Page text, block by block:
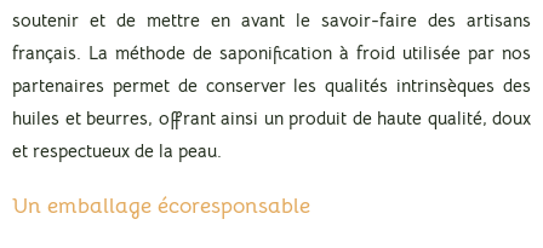
soutenir et de mettre en avant le savoir-faire des artisans
français. La méthode de saponification à froid utilisée par nos
partenaires permet de conserver les qualités intrinsèques des
huiles et beurres, offrant ainsi un produit de haute qualité, doux
et respectueux de la peau.
Un emballage écoresponsable